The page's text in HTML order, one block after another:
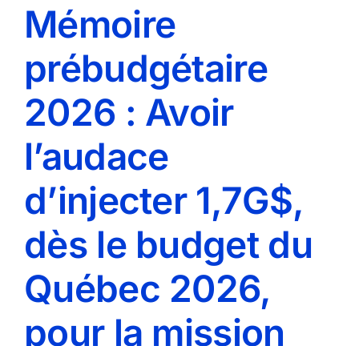
Mémoire
prébudgétaire
2026 : Avoir
l’audace
d’injecter 1,7G$,
dès le budget du
Québec 2026,
pour la mission